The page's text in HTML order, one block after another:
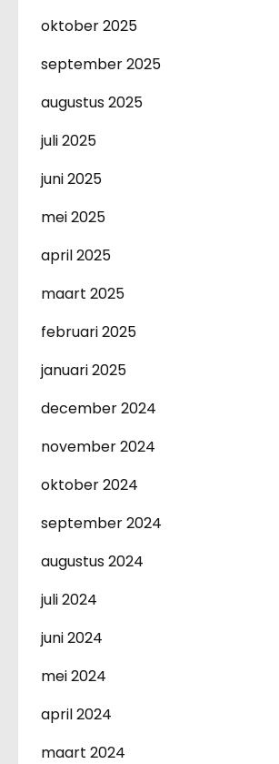
oktober 2025
september 2025
augustus 2025
juli 2025
juni 2025
mei 2025
april 2025
maart 2025
februari 2025
januari 2025
december 2024
november 2024
oktober 2024
september 2024
augustus 2024
juli 2024
juni 2024
mei 2024
april 2024
maart 2024